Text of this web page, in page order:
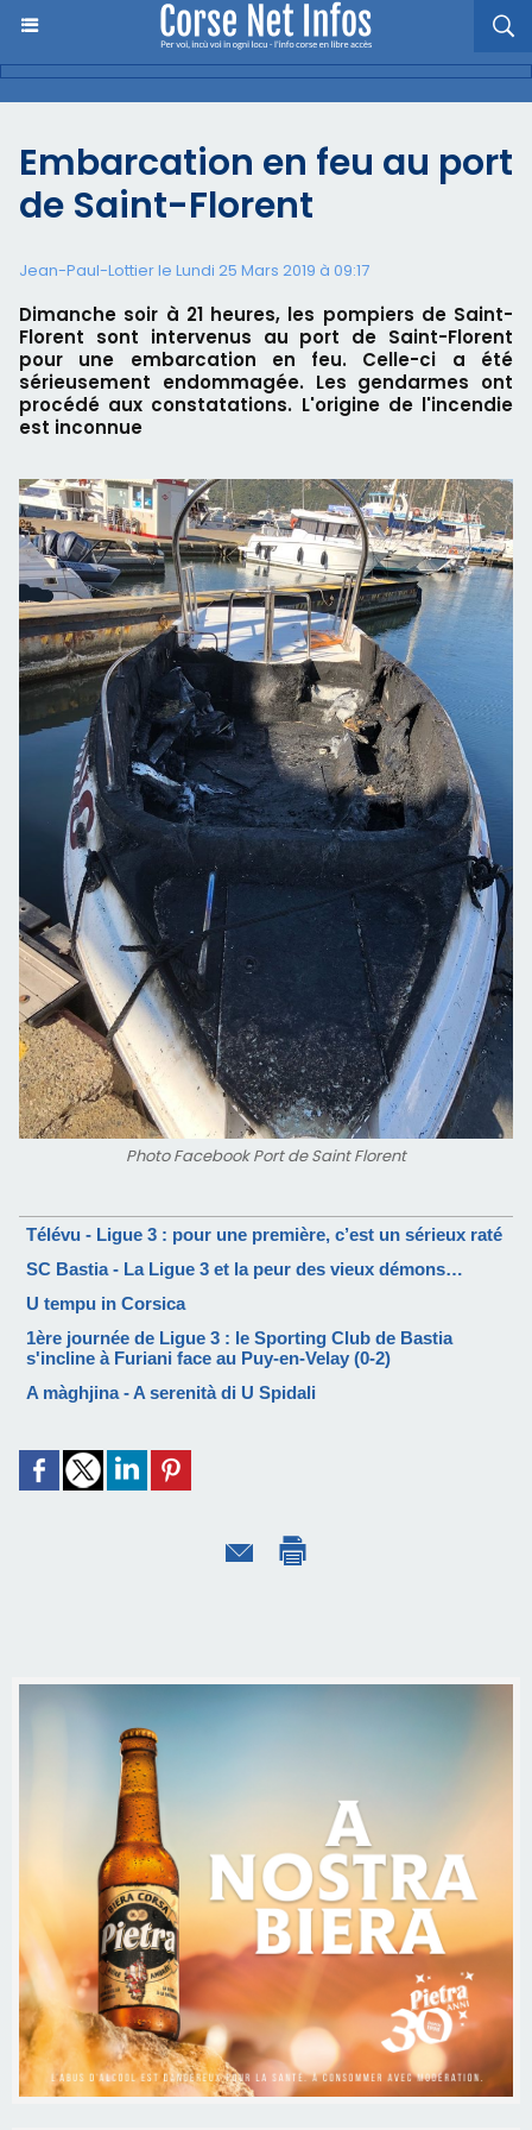
Embarcation en feu au port
de Saint-Florent
Jean-Paul-Lottier le Lundi 25 Mars 2019 à 09:17
Dimanche soir à 21 heures, les pompiers de Saint-
Florent sont intervenus au port de Saint-Florent
pour une embarcation en feu. Celle-ci a été
sérieusement endommagée. Les gendarmes ont
procédé aux constatations. L'origine de l'incendie
est inconnue
Photo Facebook Port de Saint Florent
Télévu - Ligue 3 : pour une première, c’est un sérieux raté
SC Bastia - La Ligue 3 et la peur des vieux démons…
U tempu in Corsica
1ère journée de Ligue 3 : le Sporting Club de Bastia
s'incline à Furiani face au Puy-en-Velay (0-2)
A màghjina - A serenità di U Spidali